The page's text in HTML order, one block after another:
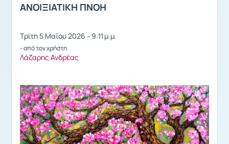
ANOIΞΙΑΤΙΚΗ ΠΝΟΗ
Τρίτη 5 Μαΐου 2026 - 9:11 μ.μ.
- από τον χρήστη
Λάζαρης Ανδρέας